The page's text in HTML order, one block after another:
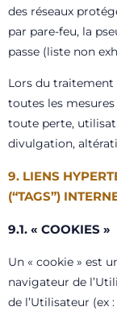
des réseaux
par pare-feu, la
passe (liste non
Lors du traitement
toutes les
toute perte,
divulgation,
9. LIENS
(“TAGS”)
9.1. « COOKIES »
Un « cookie » est
navigateur de
de l’Utilisateur (ex